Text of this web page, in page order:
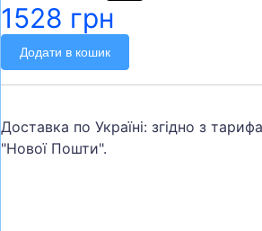
1528 грн
Додати в кошик
Доставка по Україні: згідно з
"Нової Пошти".